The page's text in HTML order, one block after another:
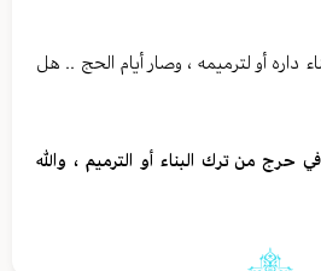
داره أو لترميمه ، وصار أيام الحج .. هل
حرج من ترك البناء أو الترميم ، والله